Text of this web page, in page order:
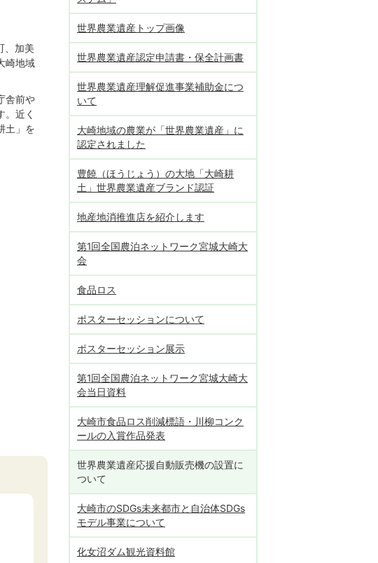
、加美
崎地域
舎前や
近く
土」を
世界農業遺産トップ画像
世界農業遺産認定申請書・保全計画書
世界農業遺産理解促進事業補助金につ
いて
大崎地域の農業が「世界農業遺産」に
認定されました
豊饒（ほうじょう）の大地「大崎耕
土」世界農業遺産ブランド認証
地産地消推進店を紹介します
第1回全国農泊ネットワーク宮城大崎大
会
食品ロス
ポスターセッションについて
ポスターセッション展示
第1回全国農泊ネットワーク宮城大崎大
会当日資料
大崎市食品ロス削減標語・川柳コンク
ールの入賞作品発表
世界農業遺産応援自動販売機の設置に
ついて
大崎市のSDGs未来都市と自治体SDGs
モデル事業について
化女沼ダム観光資料館